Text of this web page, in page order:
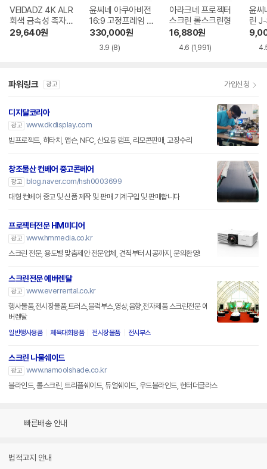
VEIDADZ 4K ALR
회색 금속성 족자형
빔프로젝터 스크린
29,640원
윤씨네 아쿠아비전
16:9 고정프레임 스
크린 SA-FH 시리
즈 시네비젼원단
330,000원
3.9 (8)
아라크네 프로젝터
스크린 롤스크린형
16,880원
4.6 (1,991)
윤씨
린
파워링크 광고 가입신청
디지탈코리아
광고 www.dkdisplay.com
빔프로젝트, 히타치, 앱슨, NFC, 산요등 램프, 리모콘판매, 고장수리
창조물산 컨베어 중고콘베어
광고
blog.naver.com/hsh0003699
대형 컨베어 중고 및 신품 제작 및 판매 기계구입 및 판매합니다
프로젝터전문 HM미디어
광고 www.hmmedia.co.kr
스크린 전문, 용도별 맞춤제안 전문업체, 견적부터 시공까지, 문의환영!
스크린전문 에버렌탈
광고 www.everrental.co.kr
행사물품,전시장물품,트러스,블럭부스,영상,음향,전자제품 스크린전문 에
버렌탈
일반행사용품 체육대회용품 전시장물품 전시부스
스크린 나물쉐이드
광고 www.namoolshade.co.kr
블라인드, 롤스크린, 트리플쉐이드, 듀얼쉐이드, 우드블라인드, 헌터더글라스
빠른배송 안내
법적고지 안내